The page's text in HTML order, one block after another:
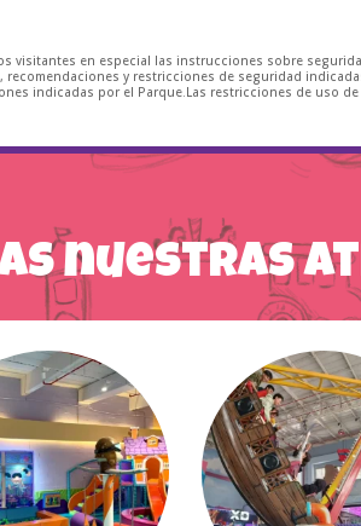
en especial las instrucciones sobre
y restricciones de seguridad
indicadas por el Parque.Las restricciones de uso
nuestras